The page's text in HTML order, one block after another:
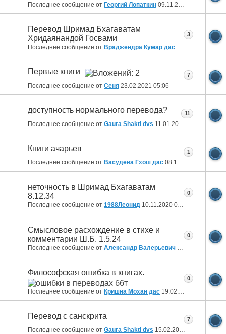
Последнее сообщение от Георгий Лопаткин 09.11.2021
Перевод Шримад Бхагаватам
Хридаянандой Госвами
Последнее сообщение от Враджендра Кумар дас
3
Первые книги
Последнее сообщение от Сеня 23.02.2021 05:06
7
доступность нормального перевода?
Последнее сообщение от Gaura Shakti dvs 11.01.2021
11
Книги ачарьев
Последнее сообщение от Васудева Гхош дас 08.12.2020 14:26
1
неточность в Шримад Бхагаватам
8.12.34
Последнее сообщение от 1988Леонид 10.11.2020 08:40
0
Смысловое расхождение в стихе и
комментарии Ш.Б. 1.5.24
Последнее сообщение от Александр Валерьевич
0
Философская ошибка в книгах.
Последнее сообщение от Кришна Мохан дас 19.02.2020
0
Перевод с санскрита
Последнее сообщение от Gaura Shakti dvs 15.02.2020
7